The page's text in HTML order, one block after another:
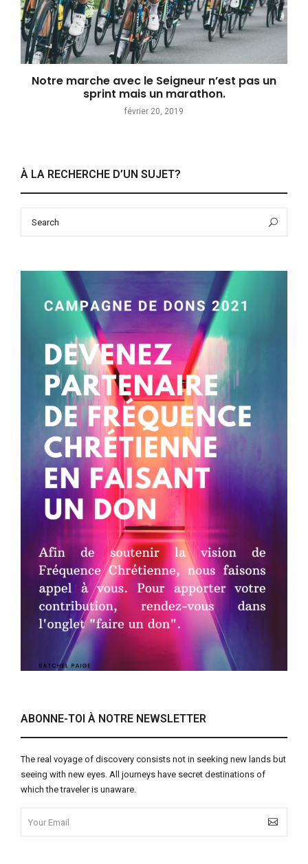
Notre marche avec le Seigneur n’est pas un
sprint mais un marathon.
février 20, 2019
À LA RECHERCHE D’UN SUJET?
ABONNE-TOI À NOTRE NEWSLETTER
The real voyage of discovery consists not in seeking new lands but
seeing with new eyes. All journeys have secret destinations of
which the traveler is unaware.